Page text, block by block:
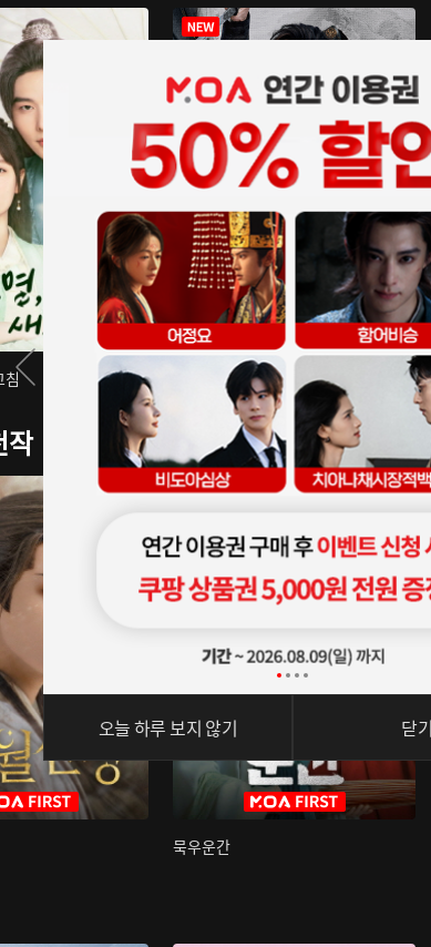
침
작
묵우운간
오늘 하루 보지 않기 닫기